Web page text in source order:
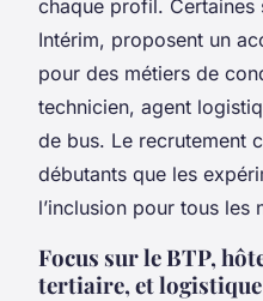
chaque profil.
Intérim, proposent un
pour des métiers de
technicien, agent
de bus. Le recrutement
débutants que les
l’inclusion pour tous les
Focus sur le BTP,
tertiaire, et logistique